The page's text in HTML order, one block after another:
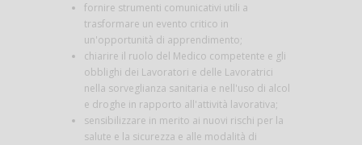
fornire strumenti comunicativi utili a
trasformare un evento critico in
un'opportunità di apprendimento;
chiarire il ruolo del Medico competente e gli
obblighi dei Lavoratori e delle Lavoratrici
nella sorveglianza sanitaria e nell'uso di alcol
e droghe in rapporto all'attività lavorativa;
sensibilizzare in merito ai nuovi rischi per la
salute e la sicurezza e alle modalità di